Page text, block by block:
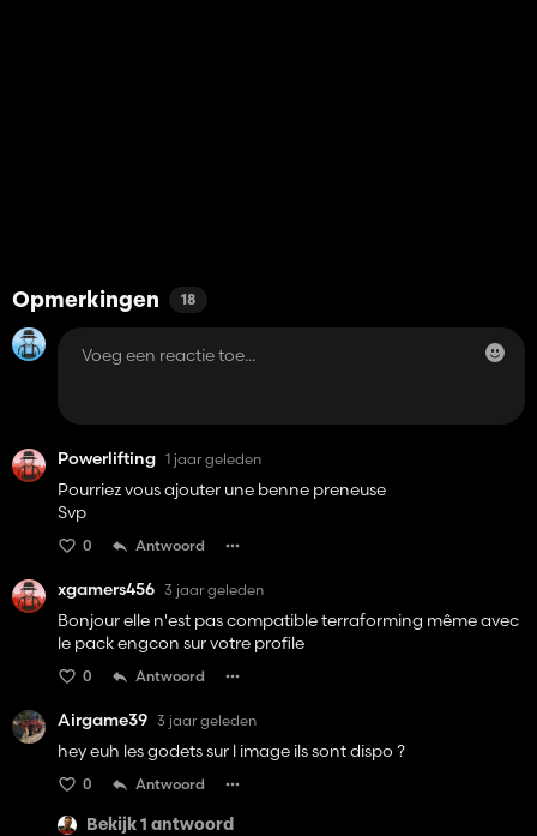
Opmerkingen 18
Powerlifting 1 jaar geleden
Pourriez vous ajouter une benne preneuse
Svp
0 Antwoord
xgamers456 3 jaar geleden
Bonjour elle n'est pas compatible terraforming même avec
le pack engcon sur votre profile
0 Antwoord
Airgame39 3 jaar geleden
hey euh les godets sur l image ils sont dispo ?
0 Antwoord
Bekijk 1 antwoord